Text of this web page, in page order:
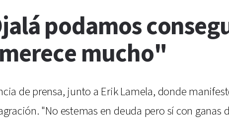
podamos
mucho"
de prensa, junto a Erik Lamela, donde
"No estemas en deuda pero sí con